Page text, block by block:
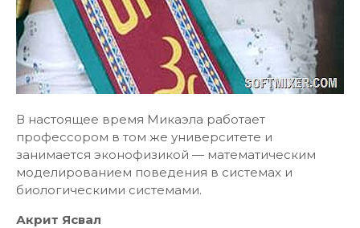
В настоящее время Микаэла работает
профессором в том же университете и
занимается эконофизикой — математическим
моделированием поведения в системах и
биологическими системами.
Акрит Ясвал